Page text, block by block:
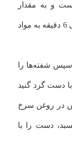
و به مقدار
چربی گوشت بستگی دارد)، سپس 5 الی 6 دقیقه به مواد
سپس شفته‌ها را
دست گرد گنید
در روغن سرخ
دست را با